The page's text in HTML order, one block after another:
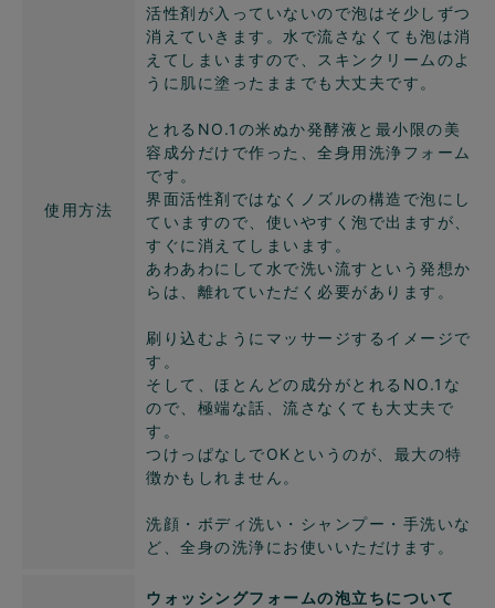
使用方法
活性剤が入っていないので泡はそ少しずつ
消えていきます。水で流さなくても泡は消
えてしまいますので、スキンクリームのよ
うに肌に塗ったままでも大丈夫です。
とれるNO.1の米ぬか発酵液と最小限の美
容成分だけで作った、全身用洗浄フォーム
です。
界面活性剤ではなくノズルの構造で泡にし
ていますので、使いやすく泡で出ますが、
すぐに消えてしまいます。
あわあわにして水で洗い流すという発想か
らは、離れていただく必要があります。
刷り込むようにマッサージするイメージで
す。
そして、ほとんどの成分がとれるNO.1な
ので、極端な話、流さなくても大丈夫で
す。
つけっぱなしでOKというのが、最大の特
徴かもしれません。
洗顔・ボディ洗い・シャンプー・手洗いな
ど、全身の洗浄にお使いいただけます。
ウォッシングフォームの泡立ちについて